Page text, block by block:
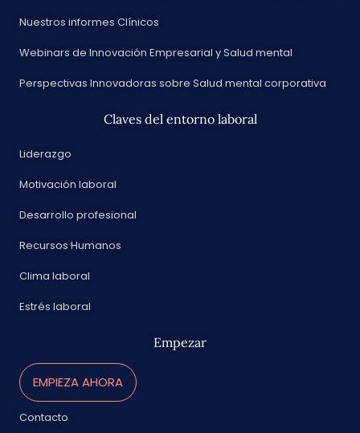
Nuestros informes Clínicos
Webinars de Innovación Empresarial y Salud mental
Perspectivas Innovadoras sobre Salud mental corporativa
Claves del entorno laboral
Liderazgo
Motivación laboral
Desarrollo profesional
Recursos Humanos
Clima laboral
Estrés laboral
Empezar
EMPIEZA AHORA
Contacto